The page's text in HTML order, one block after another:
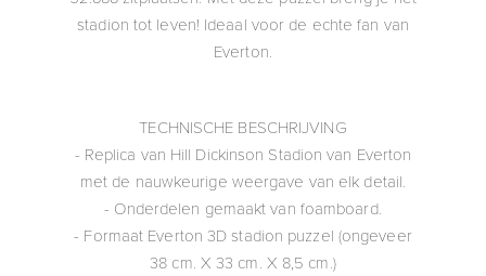
stadion tot leven! Ideaal voor de echte fan van
Everton.
TECHNISCHE BESCHRIJVING
- Replica van Hill Dickinson Stadion van Everton
met de nauwkeurige weergave van elk detail.
- Onderdelen gemaakt van foamboard.
- Formaat Everton 3D stadion puzzel (ongeveer
38 cm. X 33 cm. X 8,5 cm.)